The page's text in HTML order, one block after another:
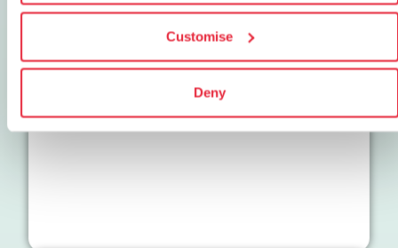
Customise
Deny